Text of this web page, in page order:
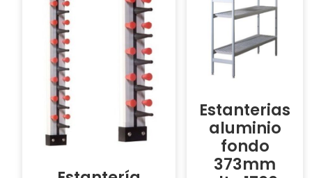
Estanterias
aluminio
fondo
373mm